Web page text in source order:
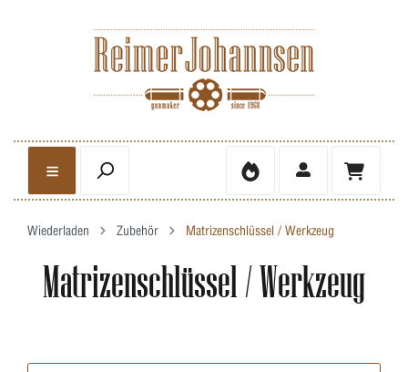
Wiederladen Zubehör Matrizenschlüssel / Werkzeug
Matrizenschlüssel / Werkzeug